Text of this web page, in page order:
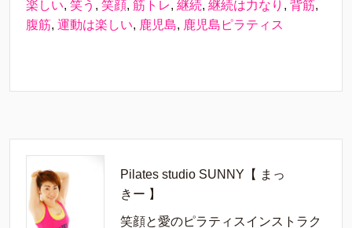
楽しい, 笑う , 笑顔, 筋トレ, 継続, 継続は力なり , 背筋,
腹筋, 運動は楽しい, 鹿児島, 鹿児島ピラティス
Pilates studio SUNNY【 まっ
きー 】
笑顔と愛のピラティスインストラク